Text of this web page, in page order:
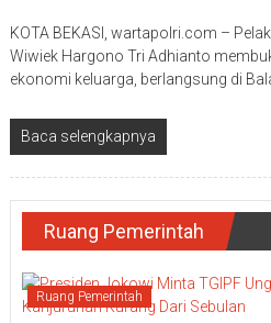
KOTA BEKASI, wartapolri.com –
Wiwiek Hargono Tri Adhianto
ekonomi keluarga, berlangsung di
Baca selengkapnya
Ruang Pemerintah
Ruang Pemerintah